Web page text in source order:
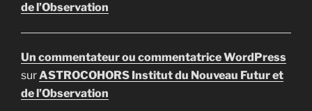
de l’Observation
Un commentateur ou commentatrice WordPress
surASTROCOHORS Institut du Nouveau Futur et
de l’Observation